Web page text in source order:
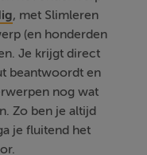
, met Slimleren
(en honderden
Je krijgt direct
beantwoordt en
nog wat
Zo ben je altijd
je fluitend het